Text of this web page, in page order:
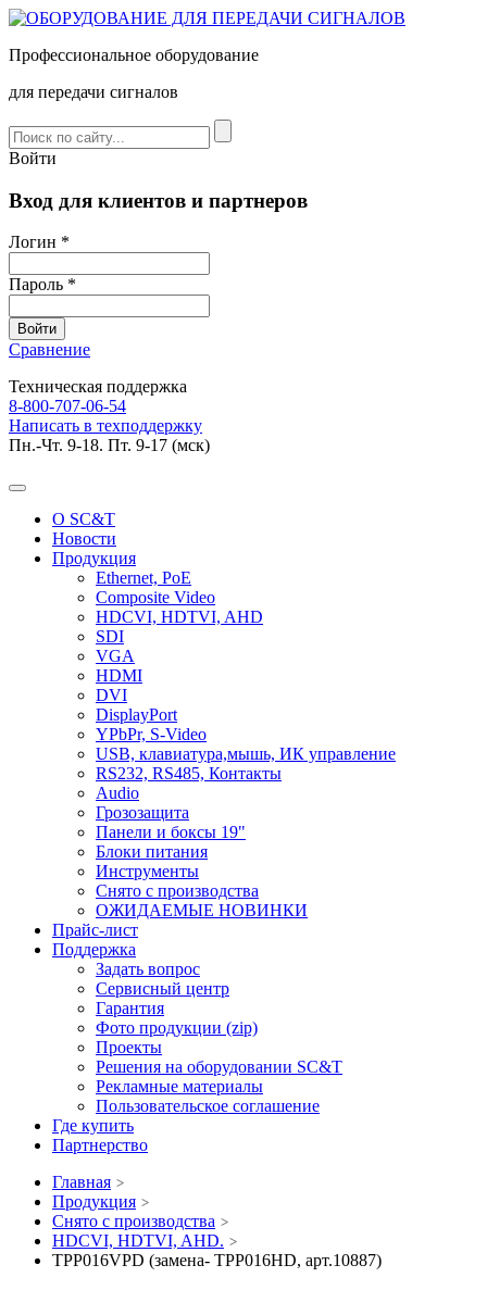
Профессиональное оборудование
для передачи сигналов
Войти
Вход для клиентов и партнеров
Логин *
Пароль *
Сравнение
Техническая поддержка
8-800-707-06-54
Написать в техподдержку
Пн.-Чт. 9-18. Пт. 9-17 (мск)
О SC&T
Новости
Продукция
Ethernet, PoE
Composite Video
HDCVI, HDTVI, AHD
SDI
VGA
HDMI
DVI
DisplayPort
YPbPr, S-Video
USB, клавиатура,мышь, ИК управление
RS232, RS485, Контакты
Audio
Грозозащита
Панели и боксы 19"
Блоки питания
Инструменты
Снято с производства
ОЖИДАЕМЫЕ НОВИНКИ
Прайс-лист
Поддержка
Задать вопрос
Сервисный центр
Гарантия
Фото продукции (zip)
Проекты
Решения на оборудовании SC&T
Рекламные материалы
Пользовательское соглашение
Где купить
Партнерство
Главная
Продукция
Снято с производства
HDCVI, HDTVI, AHD.
TPP016VPD (замена- TPP016HD, арт.10887)